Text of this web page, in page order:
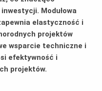
Modułowa
elastyczność i
projektów
wsparcie techniczne i
efektywność i
projektów.